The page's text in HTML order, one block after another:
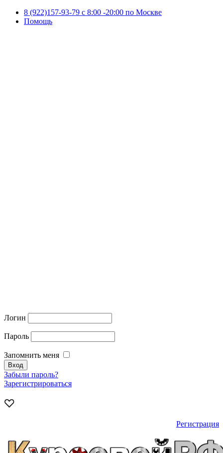
8 (922)157-93-79 c 8:00 -20:00 по Москве
Помощь
Логин
Пароль
Запомнить меня
Забыли пароль?
Зарегистрироваться
Регистрация